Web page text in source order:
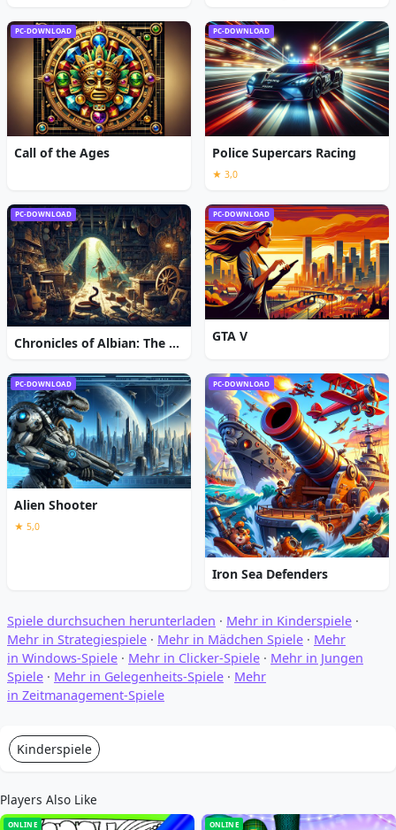
PC-DOWNLOAD
Call of the Ages
PC-DOWNLOAD
Police Supercars Racing
★ 3,0
PC-DOWNLOAD
Chronicles of Albian: The Magic Convention
PC-DOWNLOAD
GTA V
PC-DOWNLOAD
Alien Shooter
★ 5,0
PC-DOWNLOAD
Iron Sea Defenders
Spiele durchsuchen herunterladen · Mehr in Kinderspiele ·
Mehr in Strategiespiele · Mehr in Mädchen Spiele · Mehr
in Windows-Spiele · Mehr in Clicker-Spiele · Mehr in Jungen
Spiele · Mehr in Gelegenheits-Spiele · Mehr
in Zeitmanagement-Spiele
Kinderspiele
Players Also Like
ONLINE ONLINE